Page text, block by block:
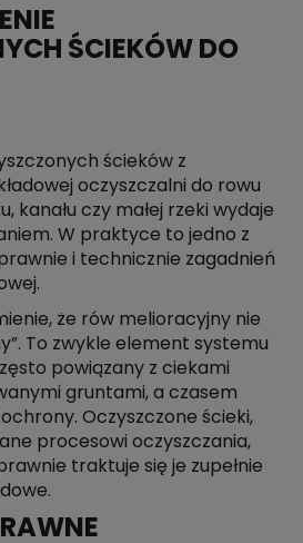
ŚCIEKÓW DO
ścieków z
oczyszczalni do rowu
kanału czy małej rzeki wydaje
W praktyce to jedno z
i technicznie zagadnień
że rów melioracyjny nie
To zwykle element systemu
powiązany z ciekami
gruntami, a czasem
Oczyszczone ścieki,
procesowi oczyszczania,
traktuje się je zupełnie